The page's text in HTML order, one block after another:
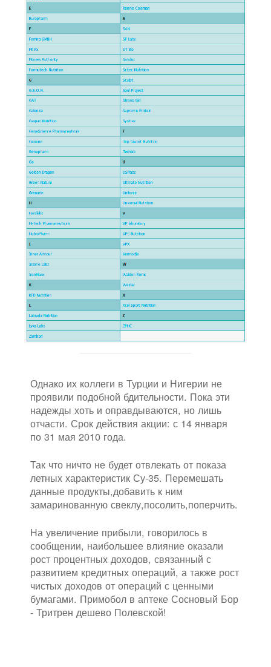
Однако их коллеги в Турции и Нигерии не
проявили подобной бдительности. Пока эти
надежды хоть и оправдываются, но лишь
отчасти. Срок действия акции: с 14 января
по 31 мая 2010 года.
Так что ничто не будет отвлекать от показа
летных характеристик Су-35. Перемешать
данные продукты,добавить к ним
замаринованную свеклу,посолить,поперчить.
На увеличение прибыли, говорилось в
сообщении, наибольшее влияние оказали
рост процентных доходов, связанный с
развитием кредитных операций, а также рост
чистых доходов от операций с ценными
бумагами. Примобол в аптеке Сосновый Бор
- Тритрен дешево Полевской!